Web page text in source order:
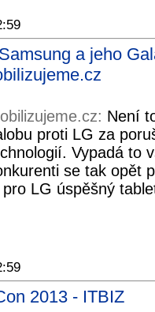
a jeho
Není
proti LG za
Vypadá to
se tak opět
pro LG úspěšný
2013 - ITBIZ